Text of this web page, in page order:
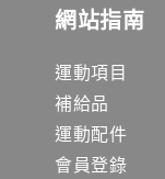
網站指南
運動項目
補給品
運動配件
會員登錄